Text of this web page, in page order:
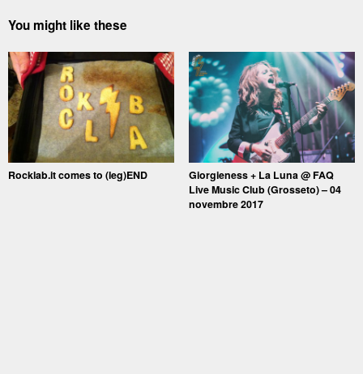
You might like these
Rocklab.it comes to (leg)END
Giorgieness + La Luna @ FAQ
Live Music Club (Grosseto) – 04
novembre 2017